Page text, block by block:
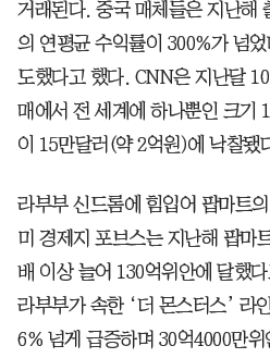
거래된다. 중국 매체들은 지난해
의 연평균 수익률이 300%가 넘
도했다고 했다. CNN은 지난달
매에서 전 세계에 하나뿐인 크기
이 15만달러(약 2억원)에 낙찰됐
라부부 신드롬에 힘입어 팝마트
미 경제지 포브스는 지난해 팝마
배 이상 늘어 130억위안에 달했
라부부가 속한 ‘더 몬스터스’ 라
6% 넘게 급증하며 30억4000만